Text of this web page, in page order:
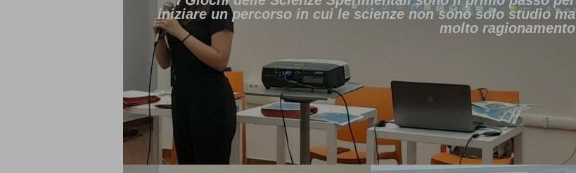
iniziare un percorso in cui le scienze non sono solo studio ma
molto ragionamento